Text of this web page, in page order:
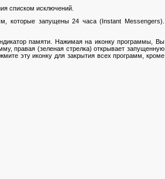
списком исключений.
которые запущены 24 часа (Instant Messengers).
памяти. Нажимая на иконку программы, Вы
правая (зеленая стрелка) открывает запущенную
эту иконку для закрытия всех программ, кроме